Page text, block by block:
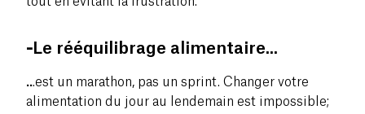
- Le rééquilibrage alimentaire...
...est un marathon, pas un sprint. Changer votre
alimentation du jour au lendemain est impossible;